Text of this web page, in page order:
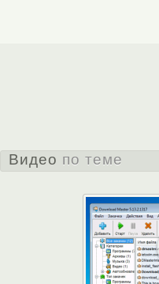
Видео по теме